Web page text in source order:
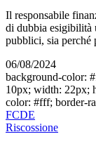
Il responsabile
di dubbia esigibilità
pubblici, sia
06/08/2024
background-color:
10px; width: 22px;
color: #fff; border-
FCDE
Riscossione